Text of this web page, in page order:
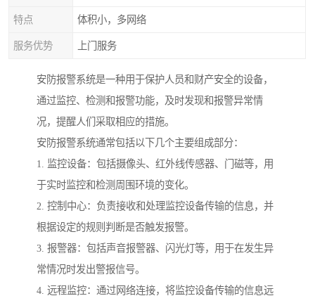
特点 体积小，多网络
服务优势 上门服务
安防报警系统是一种用于保护人员和财产安全的设备，
通过监控、检测和报警功能，及时发现和报警异常情
况，提醒人们采取相应的措施。
安防报警系统通常包括以下几个主要组成部分：
1. 监控设备：包括摄像头、红外线传感器、门磁等，用
于实时监控和检测周围环境的变化。
2. 控制中心：负责接收和处理监控设备传输的信息，并
根据设定的规则判断是否触发报警。
3. 报警器：包括声音报警器、闪光灯等，用于在发生异
常情况时发出警报信号。
4. 远程监控：通过网络连接，将监控设备传输的信息远